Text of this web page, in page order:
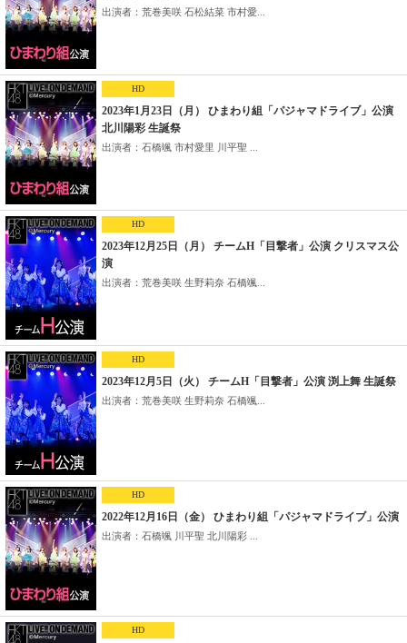
出演者：荒巻美咲 石松結菜 市村愛...
HD
2023年1月23日（月） ひまわり組「パジャマドライブ」公演
北川陽彩 生誕祭
出演者：石橋颯 市村愛里 川平聖 ...
HD
2023年12月25日（月） チームH「目撃者」公演 クリスマス公
演
出演者：荒巻美咲 生野莉奈 石橋颯...
HD
2023年12月5日（火） チームH「目撃者」公演 渕上舞 生誕祭
出演者：荒巻美咲 生野莉奈 石橋颯...
HD
2022年12月16日（金） ひまわり組「パジャマドライブ」公演
出演者：石橋颯 川平聖 北川陽彩 ...
HD